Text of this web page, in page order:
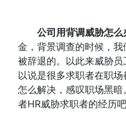
公司用背调威胁怎么
金，背景调查的时候，
被辞退的。以此来威胁员
以说是很多求职者在职
怎么解决，感叹职场黑
者HR威胁求职者的经历吧